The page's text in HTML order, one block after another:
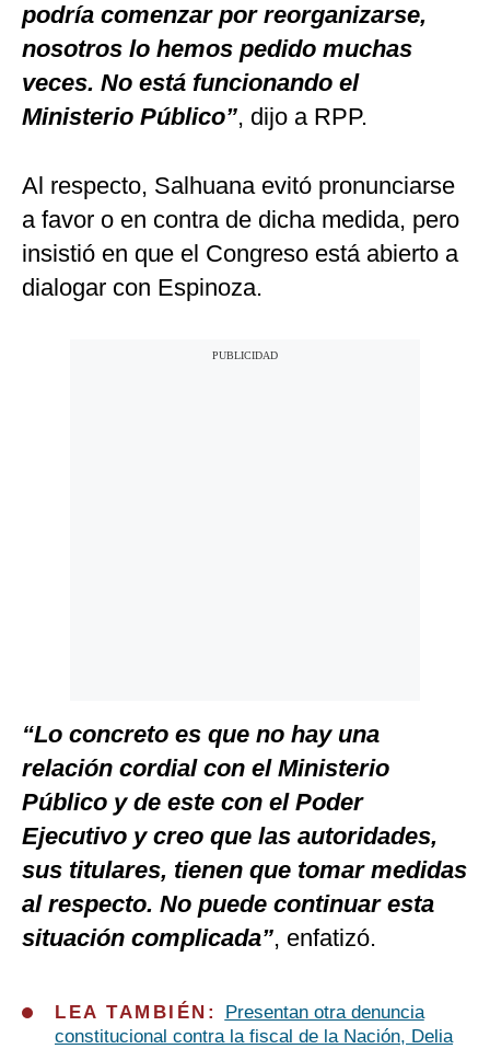
podría comenzar por reorganizarse,
nosotros lo hemos pedido muchas
veces. No está funcionando el
Ministerio Público”, dijo a RPP.
Al respecto, Salhuana evitó pronunciarse
a favor o en contra de dicha medida, pero
insistió en que el Congreso está abierto a
dialogar con Espinoza.
“Lo concreto es que no hay una
relación cordial con el Ministerio
Público y de este con el Poder
Ejecutivo y creo que las autoridades,
sus titulares, tienen que tomar medidas
al respecto. No puede continuar esta
situación complicada”, enfatizó.
LEA TAMBIÉN:
Presentan otra denuncia
constitucional contra la fiscal de la Nación, Delia